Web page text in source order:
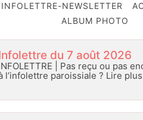
INFOLETTRE-NEWSLETTER
ALBUM PHOTO
du 7 août 2026
| Pas reçu ou pas
l’infolettre paroissiale ? Lire